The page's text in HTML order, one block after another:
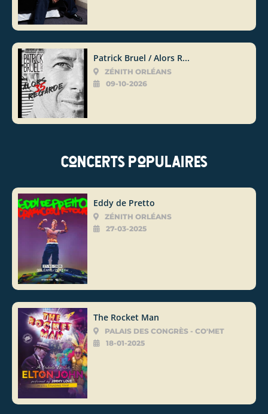
Patrick Bruel / Alors R...
ZÉNITH ORLÉANS
09-10-2026
Concerts populaires
Eddy de Pretto
ZÉNITH ORLÉANS
27-03-2025
The Rocket Man
PALAIS DES CONGRÈS - CO'MET
18-01-2025